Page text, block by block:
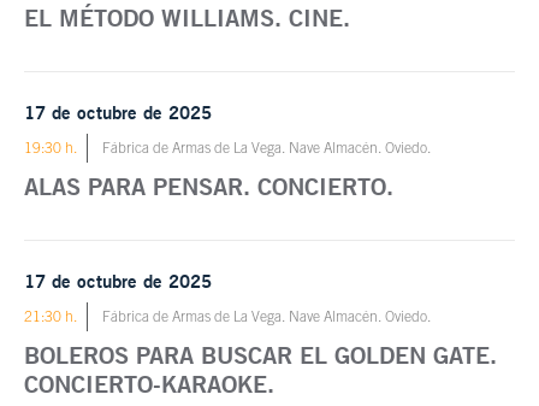
EL MÉTODO WILLIAMS. CINE.
17 de octubre de 2025
19:30 h. Fábrica de Armas de La Vega. Nave Almacén. Oviedo.
ALAS PARA PENSAR. CONCIERTO.
17 de octubre de 2025
21:30 h. Fábrica de Armas de La Vega. Nave Almacén. Oviedo.
BOLEROS PARA BUSCAR EL GOLDEN GATE.
CONCIERTO-KARAOKE.